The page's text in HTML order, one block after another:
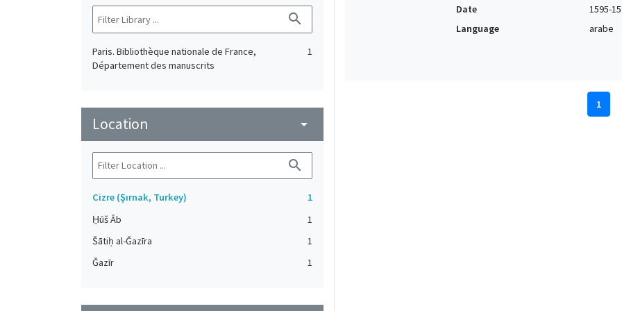
search
Paris. Bibliothèque nationale de France,
Département des manuscrits
1
Location arrow_drop_down
search
Cizre (Şırnak, Turkey)
1
H̱ūš Āb
1
Šātiḥ al-Ǧazīra
1
Ǧazīr
1
Date
1595-
Language
arabe
1